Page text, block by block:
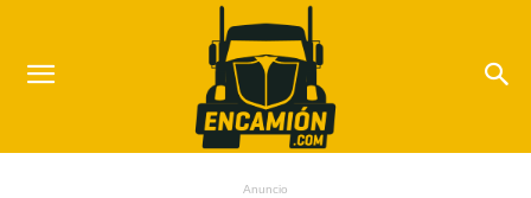
Anuncio